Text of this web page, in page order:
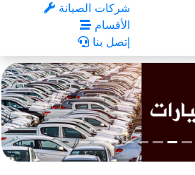
شركات الصيانة
الأقسام
إتصل بنا